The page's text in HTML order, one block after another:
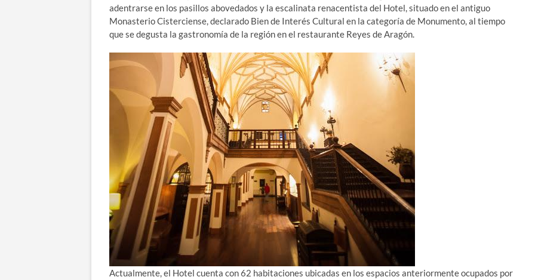
adentrarse en los pasillos abovedados y la escalinata renacentista del Hotel, situado en el antiguo
Monasterio Cisterciense, declarado Bien de Interés Cultural en la categoría de Monumento, al tiempo
que se degusta la gastronomía de la región en el restaurante Reyes de Aragón.
Actualmente, el Hotel cuenta con 62 habitaciones ubicadas en los espacios anteriormente ocupados por